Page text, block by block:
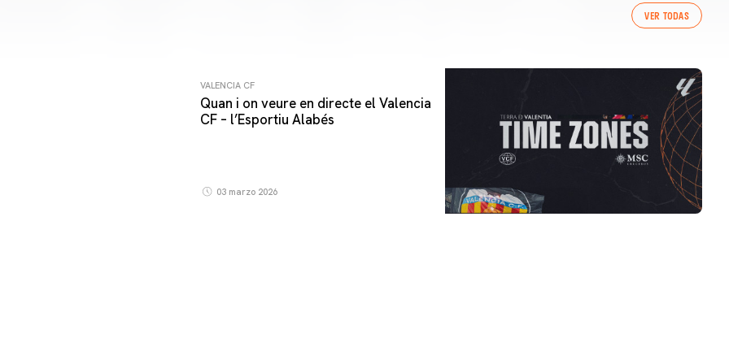
VER TODAS
VALENCIA CF
Quan i on veure en directe el Valencia
CF – l’Esportiu Alabés
03 marzo 2026